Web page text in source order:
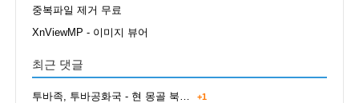
중복파일 제거 무료
XnViewMP - 이미지 뷰어
최근 댓글
투바족, 투바공화국 - 현 몽골 북… +1